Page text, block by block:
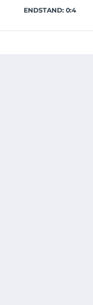
ENDSTAND: 0:4